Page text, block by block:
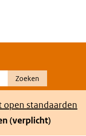
Zoeken
open standaarden
(verplicht)